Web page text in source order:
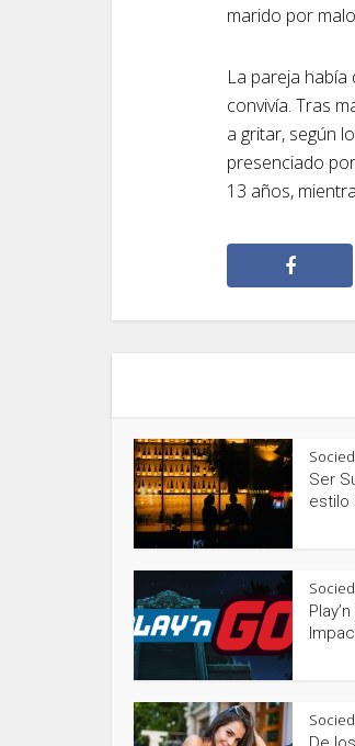
marido por
La pareja
convivía. Tras
a gritar, según
presenciado
13 años,
Ser
estilo